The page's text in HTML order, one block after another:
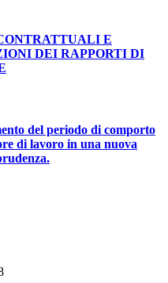
E
DEI RAPPORTI DI
del periodo di comporto
di lavoro in una nuova